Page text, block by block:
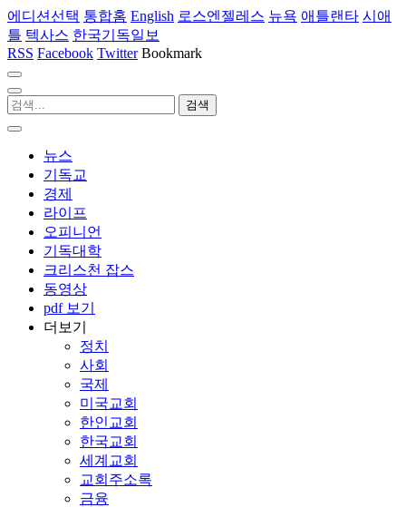
에디션선택 통합홈 English 로스엔젤레스 뉴욕 애틀랜타 시애
틀 텍사스 한국기독일보
RSS Facebook Twitter Bookmark
뉴스
기독교
경제
라이프
오피니언
기독대학
크리스천 잡스
동영상
pdf 보기
더보기
정치
사회
국제
미국교회
한인교회
한국교회
세계교회
교회주소록
금융